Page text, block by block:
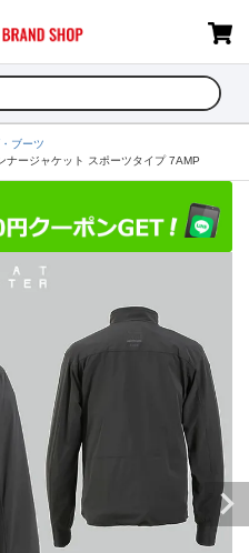
ブーツ
ージャケット スポーツタイプ 7AMP